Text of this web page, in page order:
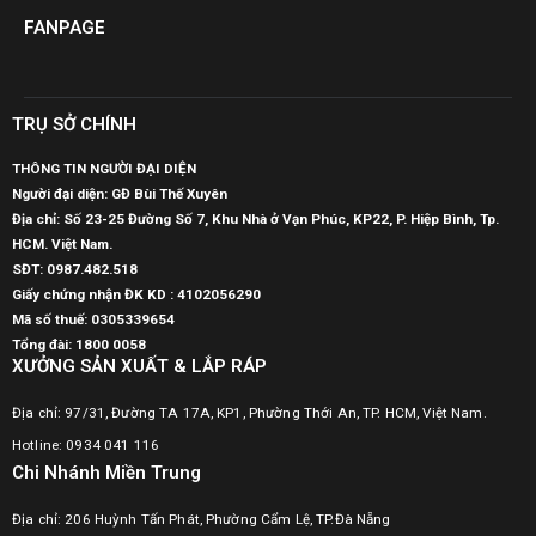
FANPAGE
TRỤ SỞ CHÍNH
THÔNG TIN NGƯỜI ĐẠI DIỆN
Người đại diện: GĐ Bùi Thế Xuyên
Địa chỉ: Số 23-25 Đường Số 7, Khu Nhà ở Vạn Phúc, KP22, P. Hiệp Bình, Tp.
HCM. Việt Nam.
SĐT: 0987.482.518
Giấy chứng nhận ĐK KD : 4102056290
Mã số thuế: 0305339654
Tổng đài: 1800 0058
XƯỞNG SẢN XUẤT & LẮP RÁP
Địa chỉ: 97/31, Đường TA 17A, KP1, Phường Thới An, TP. HCM, Việt Nam.
Hotline: 0934 041 116
Chi Nhánh Miền Trung
Địa chỉ: 206 Huỳnh Tấn Phát, Phường Cẩm Lệ, TP.Đà Nẵng